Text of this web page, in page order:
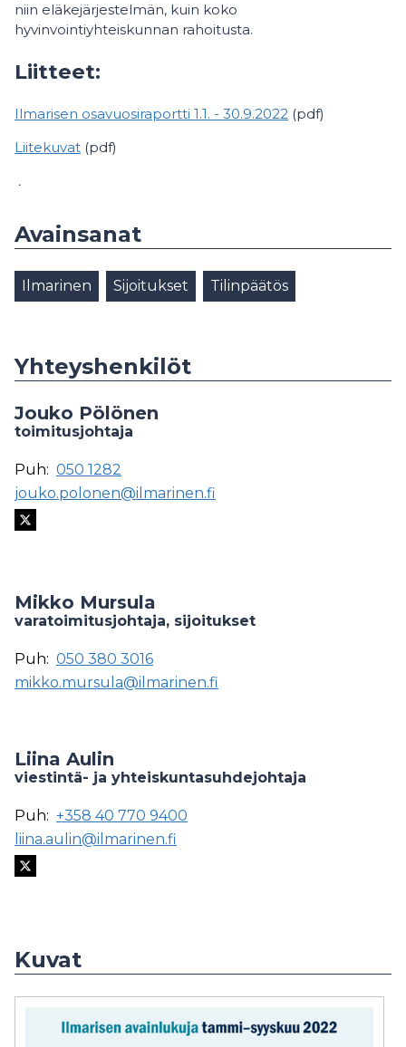
niin eläkejärjestelmän, kuin koko
hyvinvointiyhteiskunnan rahoitusta.
Liitteet:
Ilmarisen osavuosiraportti 1.1. - 30.9.2022 (pdf)
Liitekuvat (pdf)
.
Avainsanat
Ilmarinen Sijoitukset Tilinpäätös
Yhteyshenkilöt
Jouko Pölönen
toimitusjohtaja
Puh: 050 1282
jouko.polonen@ilmarinen.fi
Mikko Mursula
varatoimitusjohtaja, sijoitukset
Puh: 050 380 3016
mikko.mursula@ilmarinen.fi
Liina Aulin
viestintä- ja yhteiskuntasuhdejohtaja
Puh: +358 40 770 9400
liina.aulin@ilmarinen.fi
Kuvat